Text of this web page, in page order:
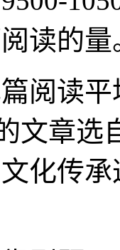
读的量
阅读
文章
化传